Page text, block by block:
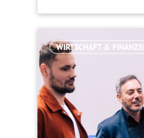
WIRTSCHAFT &